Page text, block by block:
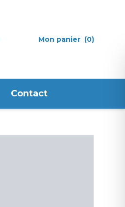
Mon panier (0)
Contact